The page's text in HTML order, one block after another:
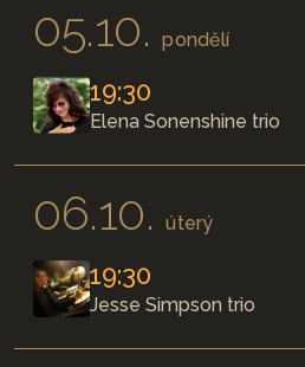
05.10.pondělí
19:30
Elena Sonenshine trio
06.10.úterý
19:30
Jesse Simpson trio